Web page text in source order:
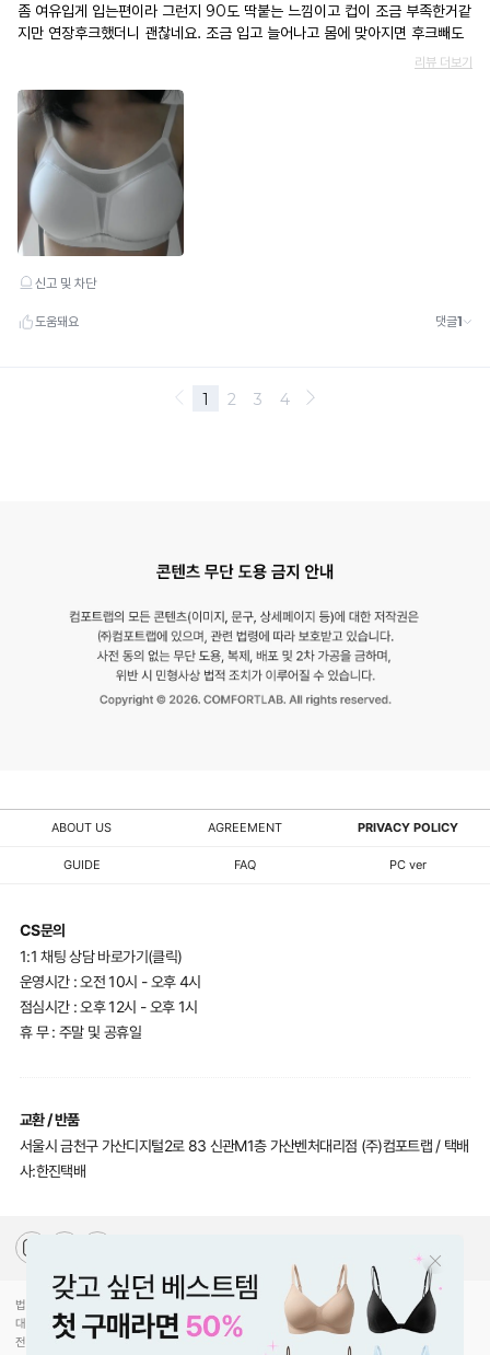
ABOUT US AGREEMENT PRIVACY POLICY
GUIDE FAQ PC ver
CS문의
1:1 채팅 상담 바로가기(클릭)
운영시간 : 오전 10시 - 오후 4시
점심시간 : 오후 12시 - 오후 1시
휴 무 : 주말 및 공휴일
교환 / 반품
서울시 금천구 가산디지털2로 83 신관M1층 가산벤처대리점 (주)컴포트랩 / 택배
사:한진택배
법인명(상호)
(주)컴포트랩
대표자(성명)
최선미
전화
070-5217-2205